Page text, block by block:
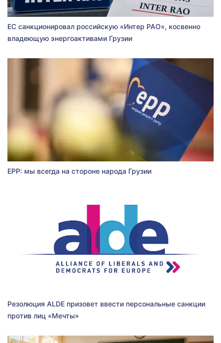
ЕС санкционировал российскую «Интер РАО», косвенно
владеющую энергоактивами Грузии
EPP: мы всегда на стороне народа Грузии
Резолюция ALDE призовет ввести персональные санкции
против лиц «Мечты»